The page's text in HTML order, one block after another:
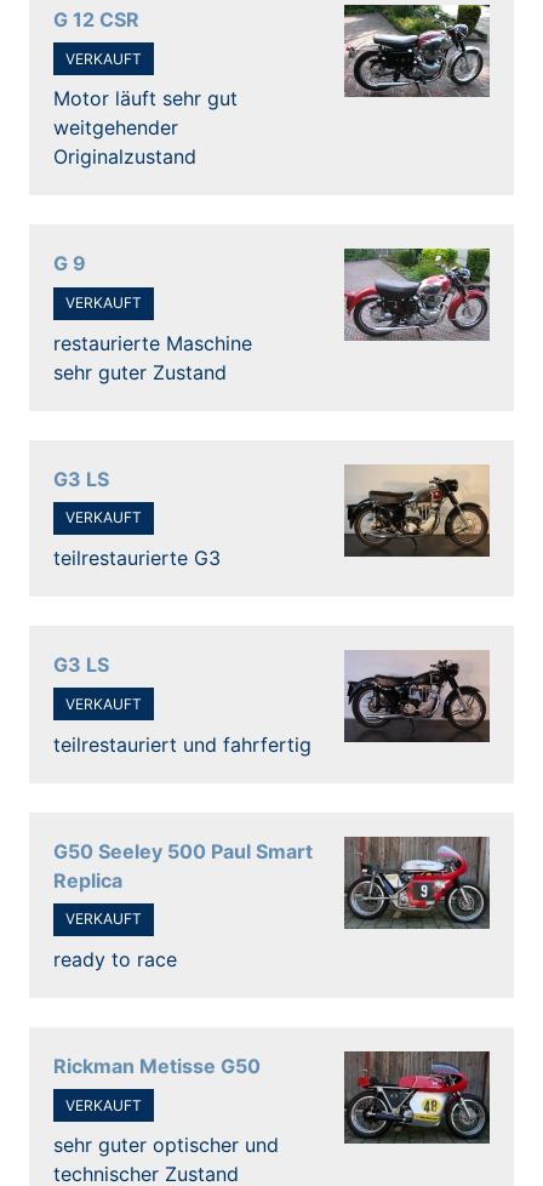
G 12 CSR
VERKAUFT
Motor läuft sehr gut
weitgehender
Originalzustand
G 9
VERKAUFT
restaurierte Maschine
sehr guter Zustand
G3 LS
VERKAUFT
teilrestaurierte G3
G3 LS
VERKAUFT
teilrestauriert und fahrfertig
G50 Seeley 500 Paul Smart
Replica
VERKAUFT
ready to race
Rickman Metisse G50
VERKAUFT
sehr guter optischer und
technischer Zustand